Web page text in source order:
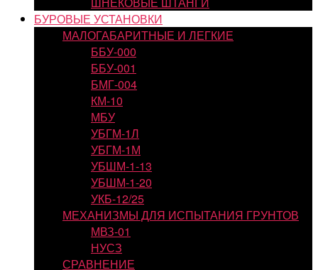
БУРОВЫЕ УСТАНОВКИ
МАЛОГАБАРИТНЫЕ И ЛЕГКИЕ
ББУ-000
ББУ-001
БМГ-004
КМ-10
МБУ
УБГМ-1Л
УБГМ-1М
УБШМ-1-13
УБШМ-1-20
УКБ-12/25
МЕХАНИЗМЫ ДЛЯ ИСПЫТАНИЯ ГРУНТОВ
МВЗ-01
НУСЗ
СРАВНЕНИЕ